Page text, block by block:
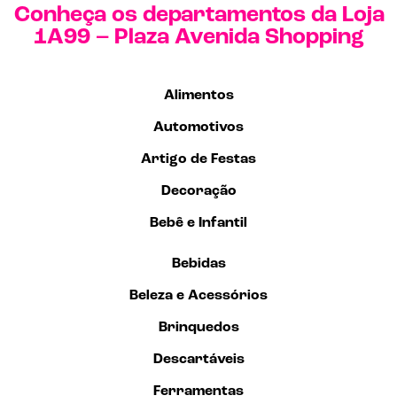
Conheça os departamentos da Loja
1A99 – Plaza Avenida Shopping
Alimentos
Automotivos
Artigo de Festas
Decoração
Bebê e Infantil
Bebidas
Beleza e Acessórios
Brinquedos
Descartáveis
Ferramentas